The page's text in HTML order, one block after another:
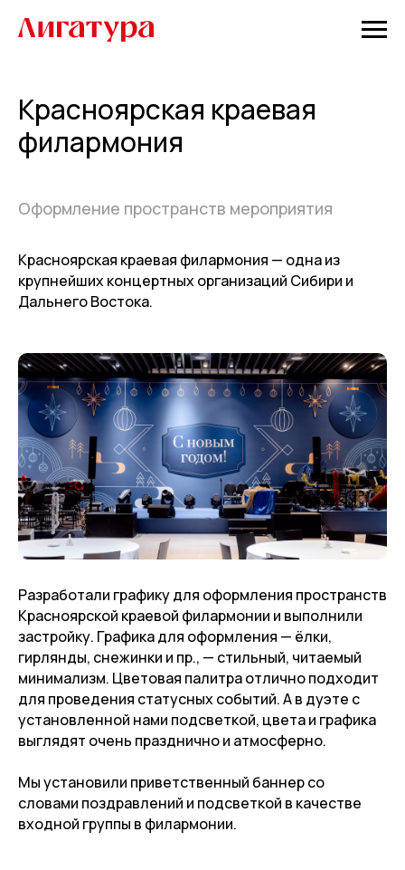
Красноярская краевая
филармония
Оформление пространств мероприятия
Красноярская краевая филармония — одна из
крупнейших концертных организаций Сибири и
Дальнего Востока.
Разработали графику для оформления пространств
Красноярской краевой филармонии и выполнили
застройку. Графика для оформления — ёлки,
гирлянды, снежинки и пр., — стильный, читаемый
минимализм. Цветовая палитра отлично подходит
для проведения статусных событий. А в дуэте с
установленной нами подсветкой, цвета и графика
выглядят очень празднично и атмосферно.
Мы установили приветственный баннер со
словами поздравлений и подсветкой в качестве
входной группы в филармонии.